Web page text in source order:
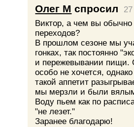
Олег М спросил
Виктор, а чем вы
переходов?
В прошлом сезоне мы
гонках, так постоянно
и пережевывании пищи.
особо не хочется,
такой аппетит
мы мерзли и были
Воду пьем как по
"не лезет."
Заранее благодарю!